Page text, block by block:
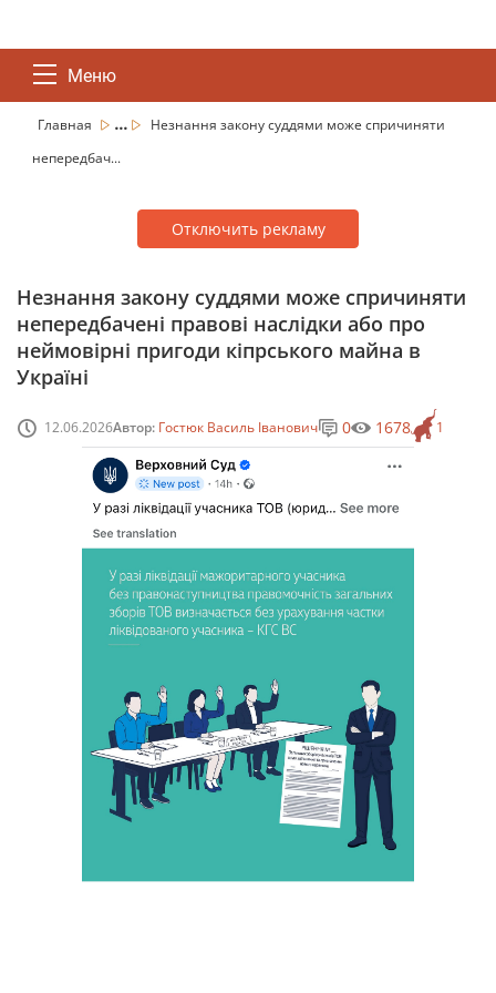
Меню
Главная ...
Незнання закону суддями може спричиняти
непередбач...
Отключить рекламу
Незнання закону суддями може спричиняти
непередбачені правові наслідки або про
неймовірні пригоди кіпрського майна в
Україні
12.06.2026Автор: Гостюк Василь Іванович 1
0 1678